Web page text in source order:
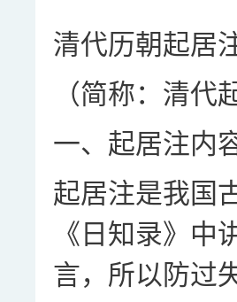
清代历朝起居
（简称：清代
一、起居注内
起居注是我国
《日知录》中
言，所以防过